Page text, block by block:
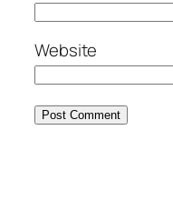
Website